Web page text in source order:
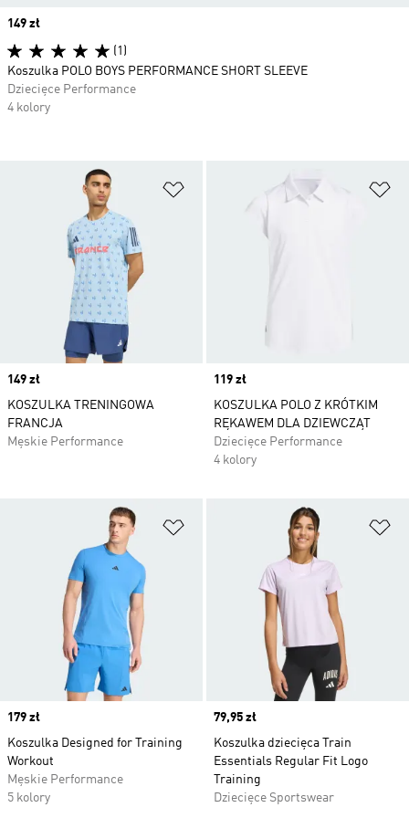
Dodaj do listy życzeń
Price
149 zł
KOSZULKA TRENINGOWA
FRANCJA
Męskie Performance
Price
119 zł
KOSZULKA POLO Z KRÓTKIM
RĘKAWEM DLA DZIEWCZĄT
Dziecięce Performance
4 kolory
Dodaj do listy życzeń
Price
179 zł
Koszulka Designed for Training
Workout
Męskie Performance
5 kolory
Price
79,95 zł
Koszulka dziecięca Train
Essentials Regular Fit Logo
Training
Dziecięce Sportswear
Price
149 zł
(1)
Koszulka POLO BOYS PERFORMANCE SHORT SLEEVE
Dziecięce Performance
4 kolory